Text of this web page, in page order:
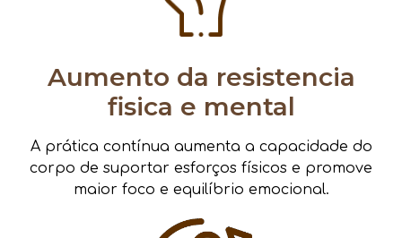
Aumento da resistencia
fisica e mental
A prática contínua aumenta a capacidade do
corpo de suportar esforços físicos e promove
maior foco e equilíbrio emocional.